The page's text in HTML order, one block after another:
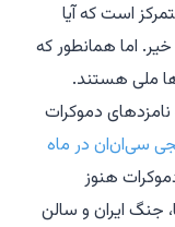
است که آیا
اما همانطور که
ملی هستند.
دموکرات
سی‌ان‌ان در ماه
هنوز
جنگ ایران و سالن